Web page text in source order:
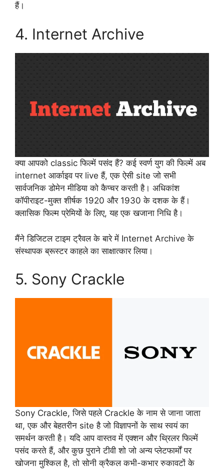
हैं।
4. Internet Archive
क्या आपको classic फिल्में पसंद हैं? कई स्वर्ण युग की फिल्में अब
internet आर्काइव पर live हैं, एक ऐसी site जो सभी
सार्वजनिक डोमेन मीडिया को कैप्चर करती है। अधिकांश
कॉपीराइट-मुक्त शीर्षक 1920 और 1930 के दशक के हैं।
क्लासिक फिल्म प्रेमियों के लिए, यह एक खजाना निधि है।
मैंने डिजिटल टाइम ट्रैवल के बारे में Internet Archive के
संस्थापक ब्रूस्टर काहले का साक्षात्कार लिया।
5. Sony Crackle
Sony Crackle, जिसे पहले Crackle के नाम से जाना जाता
था, एक और बेहतरीन site है जो विज्ञापनों के साथ स्वयं का
समर्थन करती है। यदि आप वास्तव में एक्शन और थ्रिलर फिल्में
पसंद करते हैं, और कुछ पुराने टीवी शो जो अन्य प्लेटफार्मों पर
खोजना मुश्किल है, तो सोनी क्रैकल कभी-कभार रुकावटों के